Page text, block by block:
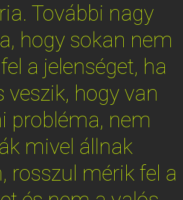
További nagy
hogy sokan nem
a jelenséget, ha
veszik, hogy van
probléma, nem
mivel állnak
rosszul mérik fel a